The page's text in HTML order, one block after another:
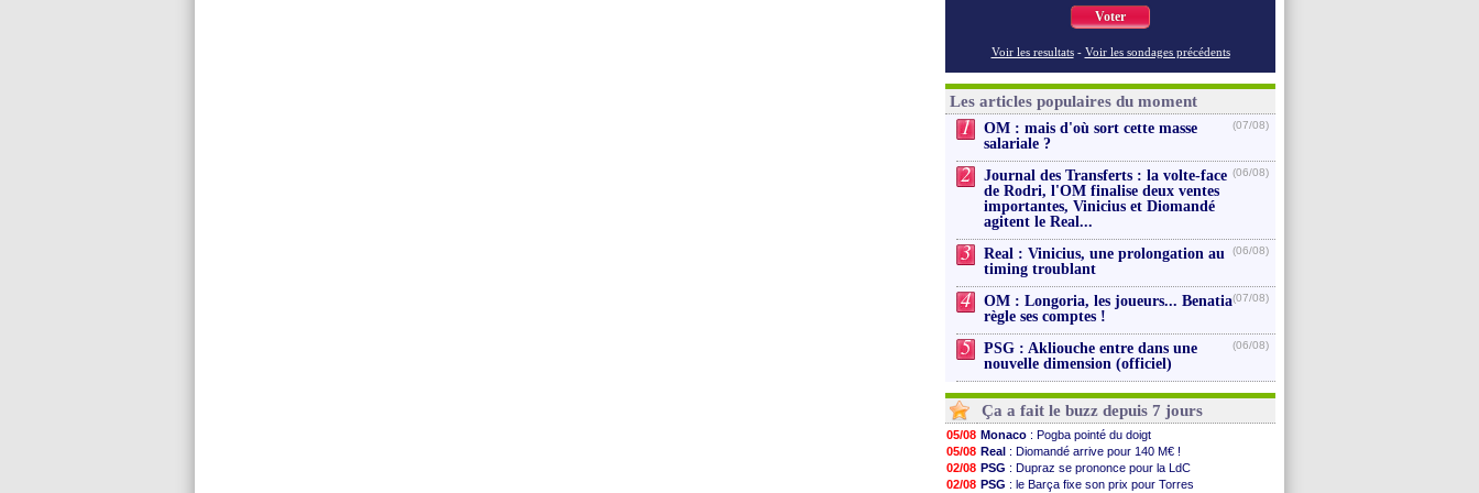
Voter
Voir les resultats - Voir les sondages précédents
Les articles populaires du moment
1
OM : mais d'où sort cette masse
salariale ?
(07/08)
2
Journal des Transferts : la volte-face
de Rodri, l'OM finalise deux ventes
importantes, Vinicius et Diomandé
agitent le Real...
(06/08)
3
Real : Vinicius, une prolongation au
timing troublant
(06/08)
4
OM : Longoria, les joueurs... Benatia
règle ses comptes !
(07/08)
5
PSG : Akliouche entre dans une
nouvelle dimension (officiel)
(06/08)
Ça a fait le buzz depuis 7 jours
05/08 Monaco : Pogba pointé du doigt
05/08 Real : Diomandé arrive pour 140 M€ !
02/08 PSG : Dupraz se prononce pour la LdC
02/08 PSG : le Barça fixe son prix pour Torres